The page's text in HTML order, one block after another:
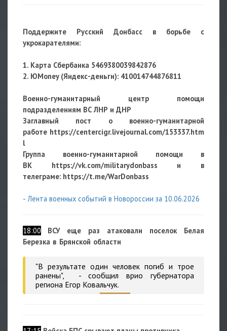
Поддержите Русский Донбасс в борьбе с
укрокарателями:
1. Карта Сбербанка 5469380039842876
2. ЮMoney (Яндекс-деньги): 410014744876811
Военно-гуманитарный центр помощи
подразделениям ВС ЛНР и ДНР
Заглавный пост о военно-гуманитарной
работе https://centercigr.livejournal.com/153337.htm
l
Группа военно-гуманитарной помощи в
ВК https://vk.com/militarydonbass и в
телеграме: https://t.me/WarDonbass
- Лента военных событий в Новороссии за 10.06.2026
18:00
ВСУ еще раз атаковали поселок Белая
Березка в Брянской области
"В результате один человек погиб и трое
ранены", - сообщил врио губернатора
региона Егор Ковальчук.